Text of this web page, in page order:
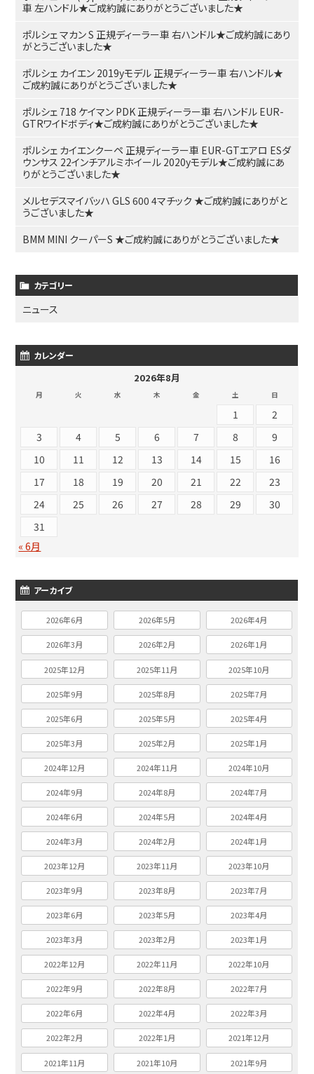
車 左ハンドル★ご成約誠にありがとうございました★
ポルシェ マカン S 正規ディーラー車 右ハンドル★ご成約誠にあり
がとうございました★
ポルシェ カイエン 2019yモデル 正規ディーラー車 右ハンドル★
ご成約誠にありがとうございました★
ポルシェ 718 ケイマン PDK 正規ディーラー車 右ハンドル EUR-
GTRワイドボディ★ご成約誠にありがとうございました★
ポルシェ カイエンクーペ 正規ディーラー車 EUR-GTエアロ ESダ
ウンサス 22インチアルミホイール 2020yモデル★ご成約誠にあ
りがとうございました★
メルセデスマイバッハ GLS 600 4マチック ★ご成約誠にありがと
うございました★
BMM MINI クーパーS ★ご成約誠にありがとうございました★
カテゴリー
ニュース
カレンダー
2026年8月
月 火 水 木 金 土 日
1
2
3
4 5 6 7 8
9
10
11 12 13 14 15
16
17
18 19 20 21 22
23
24
25 26 27 28 29
30
31
« 6月
アーカイブ
2026年6月 2026年5月 2026年4月
2026年3月 2026年2月 2026年1月
2025年12月 2025年11月 2025年10月
2025年9月 2025年8月 2025年7月
2025年6月 2025年5月 2025年4月
2025年3月 2025年2月 2025年1月
2024年12月 2024年11月 2024年10月
2024年9月 2024年8月 2024年7月
2024年6月 2024年5月 2024年4月
2024年3月 2024年2月 2024年1月
2023年12月 2023年11月 2023年10月
2023年9月 2023年8月 2023年7月
2023年6月 2023年5月 2023年4月
2023年3月 2023年2月 2023年1月
2022年12月 2022年11月 2022年10月
2022年9月 2022年8月 2022年7月
2022年6月 2022年4月 2022年3月
2022年2月 2022年1月 2021年12月
2021年11月 2021年10月 2021年9月